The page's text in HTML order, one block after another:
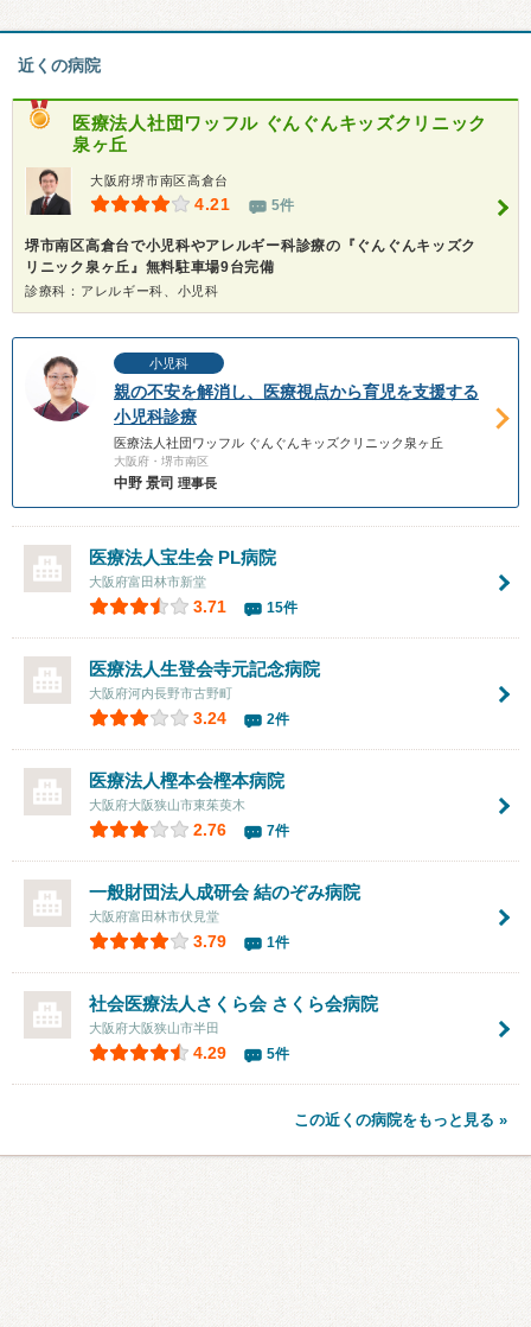
近くの病院
医療法人社団ワッフル ぐんぐんキッズクリニック
泉ヶ丘
大阪府堺市南区高倉台
4.21 5件
堺市南区高倉台で小児科やアレルギー科診療の『ぐんぐんキッズク
リニック泉ヶ丘』無料駐車場9台完備
診療科：アレルギー科、小児科
小児科
親の不安を解消し、医療視点から育児を支援する
小児科診療
医療法人社団ワッフル ぐんぐんキッズクリニック泉ヶ丘
大阪府・堺市南区
中野 景司 理事長
医療法人宝生会 PL病院
大阪府富田林市新堂
3.71 15件
医療法人生登会寺元記念病院
大阪府河内長野市古野町
3.24 2件
医療法人樫本会樫本病院
大阪府大阪狭山市東茱萸木
2.76 7件
一般財団法人成研会 結のぞみ病院
大阪府富田林市伏見堂
3.79 1件
社会医療法人さくら会 さくら会病院
大阪府大阪狭山市半田
4.29 5件
この近くの病院をもっと見る »